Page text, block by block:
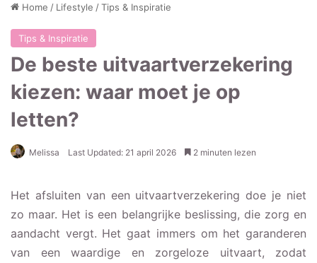
Home / Lifestyle /Tips & Inspiratie
Tips & Inspiratie
De beste uitvaartverzekering
kiezen: waar moet je op
letten?
Melissa Last Updated: 21 april 2026 2 minuten lezen
Het afsluiten van een uitvaartverzekering doe je niet
zo maar. Het is een belangrijke beslissing, die zorg en
aandacht vergt. Het gaat immers om het garanderen
van een waardige en zorgeloze uitvaart, zodat